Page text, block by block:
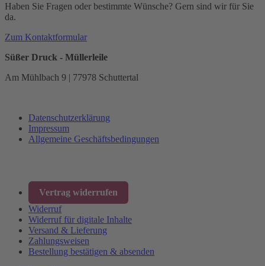
Haben Sie Fragen oder bestimmte Wünsche? Gern sind wir für Sie
da.
Zum Kontaktformular
Süßer Druck - Müllerleile
Am Mühlbach 9 | 77978 Schuttertal
Datenschutzerklärung
Impressum
Allgemeine Geschäftsbedingungen
Vertrag widerrufen
Widerruf
Widerruf für digitale Inhalte
Versand & Lieferung
Zahlungsweisen
Bestellung bestätigen & absenden